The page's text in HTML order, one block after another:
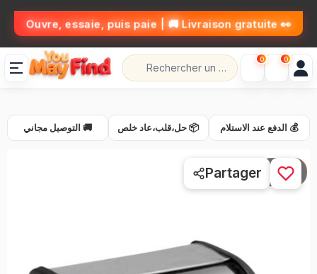
👀 Ouvre, essaie, puis paie | 🚚 Livraison gratuite
🚚 التوصيل مجاني 📦 حل،قلب،عاد خلص 💰 الدفع عند الاستلام
1 / 3
Partager
0 0